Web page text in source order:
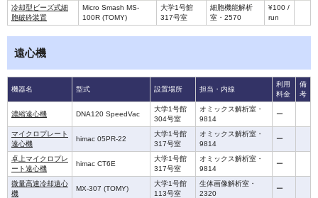
冷却型ビーズ式細
胞破砕装置
Micro Smash MS-
100R (TOMY)
大学1号館
317号室
細胞機能解析
室・2570
¥100 /
run
遠心機
機器名 型式 設置場所 担当・内線
利用
料金
備
考
濃縮遠心機 DNA120 SpeedVac
大学1号館
304号室
オミックス解析室・
9814
ー
マイクロプレート
遠心機
himac 05PR-22
大学1号館
317号室
オミックス解析室・
9814
ー
卓上マイクロプレ
ート遠心機
himac CT6E
大学1号館
317号室
オミックス解析室・
9814
ー
微量高速冷却遠心
機
MX-307 (TOMY)
大学1号館
113号室
生体画像解析室・
2320
ー